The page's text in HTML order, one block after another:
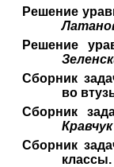
Решение
Решение
Сборник
во
Сборник
Сборник
классы.